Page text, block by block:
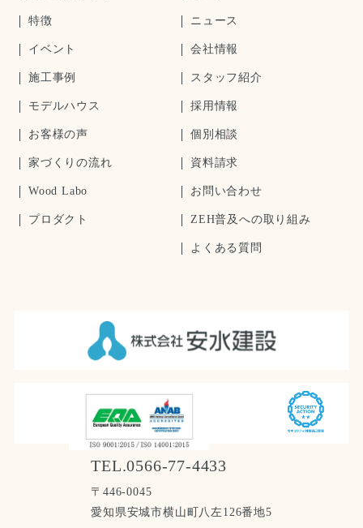
TEL.0566-77-4433
〒446-0045
愛知県安城市横山町八左126番地5
特徴
イベント
施工事例
モデルハウス
お客様の声
家づくりの流れ
Wood Labo
プロダクト
ニュース
会社情報
スタッフ紹介
採用情報
個別相談
資料請求
お問い合わせ
ZEH普及への取り組み
よくある質問